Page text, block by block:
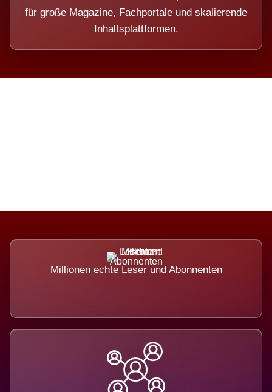
für große Magazine, Fachportale und skalierende
Inhaltsplattformen.
Millionen echte Leser und Abonnenten